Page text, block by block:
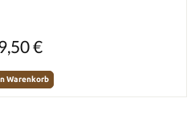
€
Warenkorb